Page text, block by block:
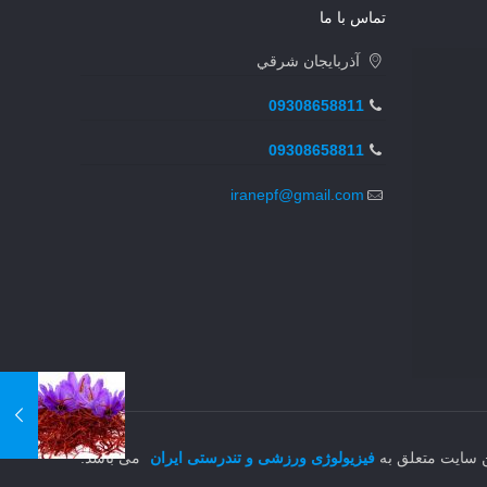
تماس با ما
آذربايجان شرقي
09308658811
09308658811
iranepf@gmail.com
سایت متعلق به فیزیولوژی ورزشی و تندرستی ایران می باشد.